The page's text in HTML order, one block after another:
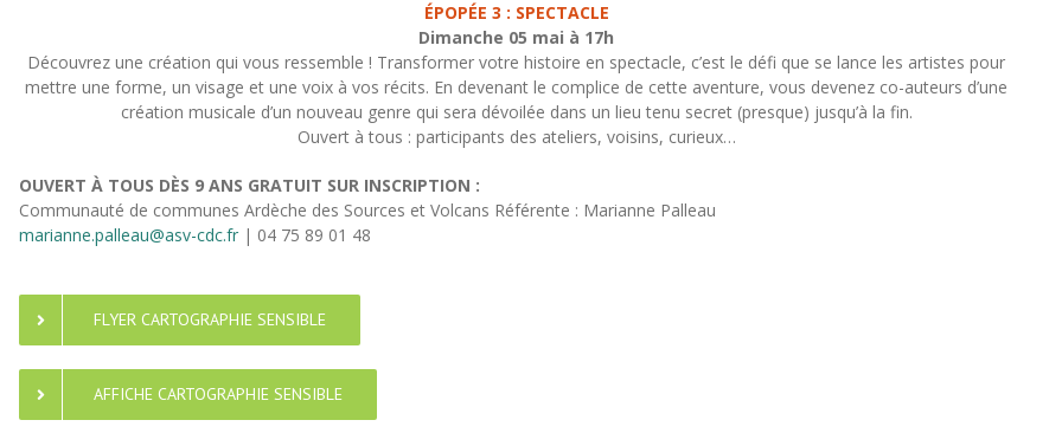
ÉPOPÉE 3 : SPECTACLE
Dimanche 05 mai à 17h
Découvrez une création qui vous ressemble ! Transformer votre histoire en spectacle, c’est le défi que se lance les artistes pour
mettre une forme, un visage et une voix à vos récits. En devenant le complice de cette aventure, vous devenez co-auteurs d’une
création musicale d’un nouveau genre qui sera dévoilée dans un lieu tenu secret (presque) jusqu’à la fin.
Ouvert à tous : participants des ateliers, voisins, curieux…
OUVERT À TOUS DÈS 9 ANS GRATUIT SUR INSCRIPTION :
Communauté de communes Ardèche des Sources et Volcans Référente : Marianne Palleau
marianne.palleau@asv-cdc.fr | 04 75 89 01 48
FLYER CARTOGRAPHIE SENSIBLE
AFFICHE CARTOGRAPHIE SENSIBLE